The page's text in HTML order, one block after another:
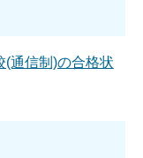
(通信制)の合格状